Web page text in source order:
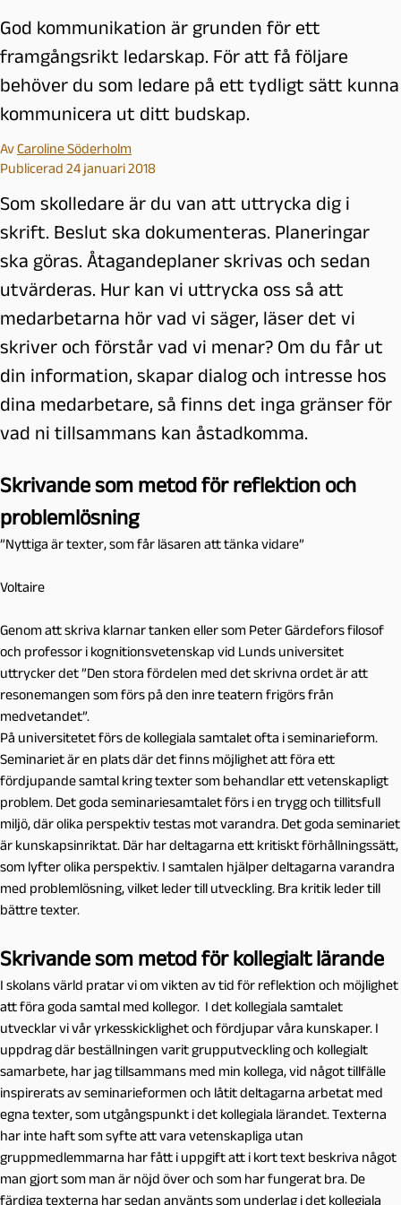
God kommunikation är grunden för ett
framgångsrikt ledarskap. För att få följare
behöver du som ledare på ett tydligt sätt kunna
kommunicera ut ditt budskap.
AvCaroline Söderholm
Publicerad 24 januari 2018
Som skolledare är du van att uttrycka dig i
skrift. Beslut ska dokumenteras. Planeringar
ska göras. Åtagandeplaner skrivas och sedan
utvärderas. Hur kan vi uttrycka oss så att
medarbetarna hör vad vi säger, läser det vi
skriver och förstår vad vi menar? Om du får ut
din information, skapar dialog och intresse hos
dina medarbetare, så finns det inga gränser för
vad ni tillsammans kan åstadkomma.
Skrivande som metod för reflektion och
problemlösning
”Nyttiga är texter, som får läsaren att tänka vidare”
Voltaire
Genom att skriva klarnar tanken eller som Peter Gärdefors filosof
och professor i kognitionsvetenskap vid Lunds universitet
uttrycker det ”Den stora fördelen med det skrivna ordet är att
resonemangen som förs på den inre teatern frigörs från
medvetandet”.
På universitetet förs de kollegiala samtalet ofta i seminarieform.
Seminariet är en plats där det finns möjlighet att föra ett
fördjupande samtal kring texter som behandlar ett vetenskapligt
problem. Det goda seminariesamtalet förs i en trygg och tillitsfull
miljö, där olika perspektiv testas mot varandra. Det goda seminariet
är kunskapsinriktat. Där har deltagarna ett kritiskt förhållningssätt,
som lyfter olika perspektiv. I samtalen hjälper deltagarna varandra
med problemlösning, vilket leder till utveckling. Bra kritik leder till
bättre texter.
Skrivande som metod för kollegialt lärande
I skolans värld pratar vi om vikten av tid för reflektion och möjlighet
att föra goda samtal med kollegor. I det kollegiala samtalet
utvecklar vi vår yrkesskicklighet och fördjupar våra kunskaper. I
uppdrag där beställningen varit grupputveckling och kollegialt
samarbete, har jag tillsammans med min kollega, vid något tillfälle
inspirerats av seminarieformen och låtit deltagarna arbetat med
egna texter, som utgångspunkt i det kollegiala lärandet. Texterna
har inte haft som syfte att vara vetenskapliga utan
gruppmedlemmarna har fått i uppgift att i kort text beskriva något
man gjort som man är nöjd över och som har fungerat bra. De
färdiga texterna har sedan använts som underlag i det kollegiala